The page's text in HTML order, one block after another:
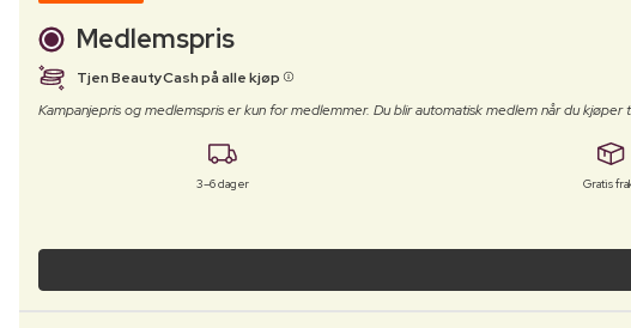
Medlemspris
Tjen BeautyCash på alle kjøp
Kampanjepris og medlemspris er kun for medlemmer. Du blir automatisk medlem når du
3–6 dager Gratis